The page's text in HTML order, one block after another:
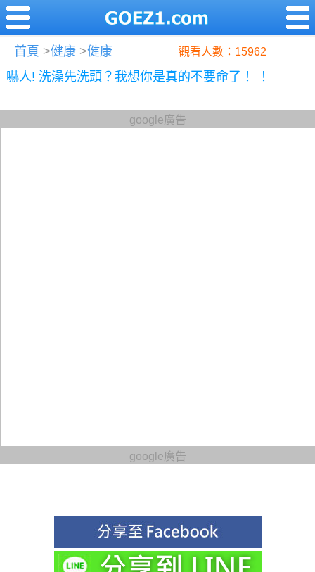
首頁 >健康 >健康 觀看人數：15962
嚇人! 洗澡先洗頭？我想你是真的不要命了！ ！
google廣告
google廣告